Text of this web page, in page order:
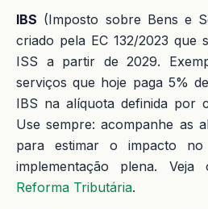
IBS (Imposto sobre Bens e
criado pela EC 132/2023 que
ISS a partir de 2029.
serviços que hoje paga 5%
IBS na alíquota definida por
Use sempre: acompanhe as
para estimar o impacto
implementação plena.
Reforma Tributária.